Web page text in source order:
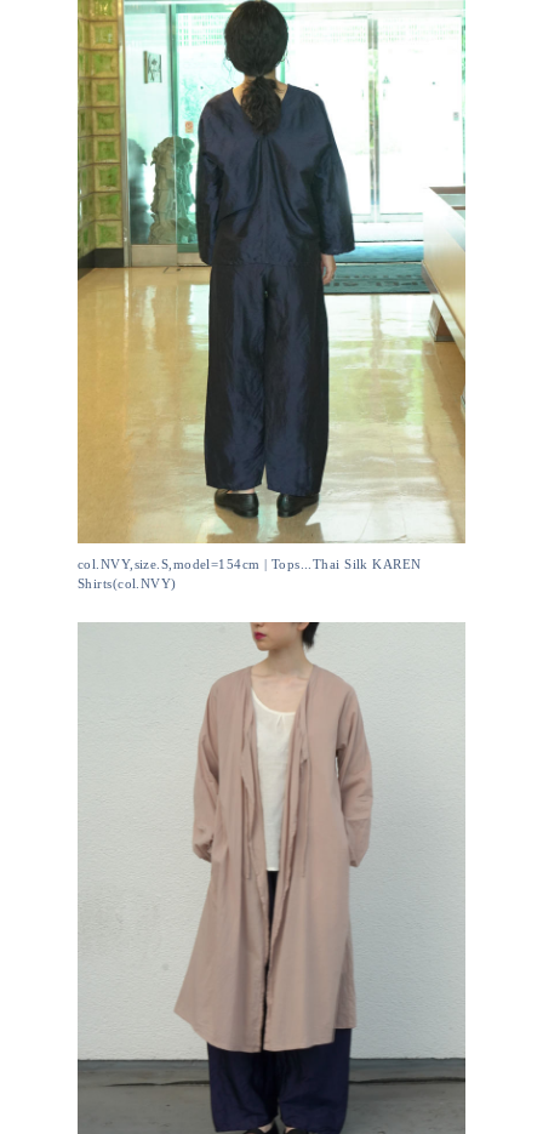
col.NVY,size.S,model=154cm | Tops...Thai Silk KAREN
Shirts(col.NVY)